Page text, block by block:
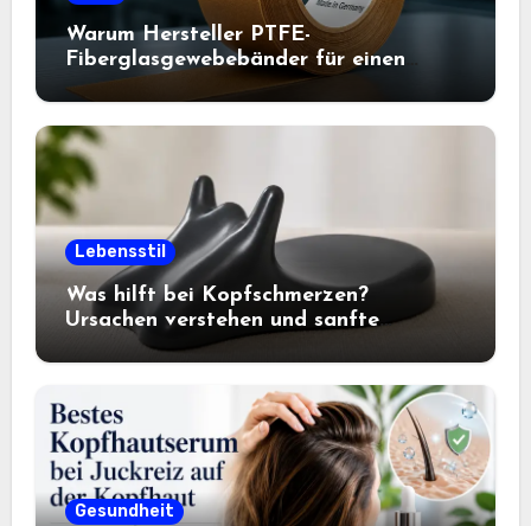
Warum Hersteller PTFE-
Fiberglasgewebebänder für einen
zuverlässigen Betrieb vertrauen
Lebensstil
Was hilft bei Kopfschmerzen?
Ursachen verstehen und sanfte
Entlastung finden
Gesundheit